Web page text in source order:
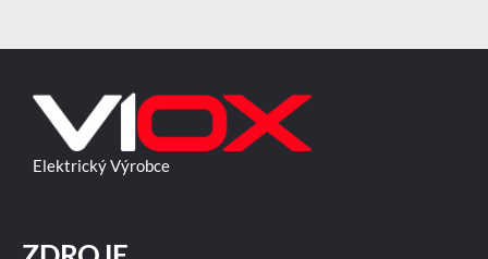
Elektrický Výrobce